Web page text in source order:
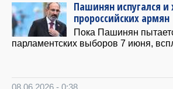
Пашинян испугался и
пророссийских армян
Пока Пашинян
парламентских выборов 7 июня,